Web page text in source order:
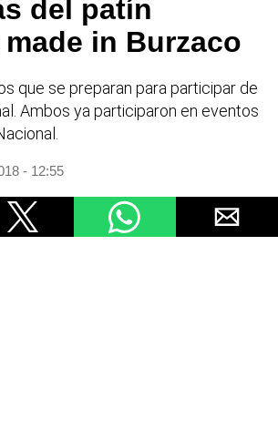
del patín
in Burzaco
que se preparan para participar de
Ambos ya participaron en eventos
- 12:55